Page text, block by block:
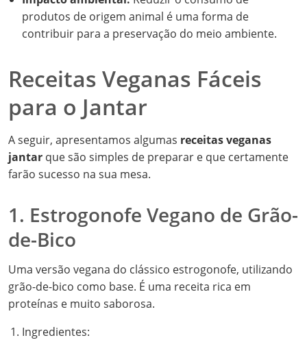
produtos de origem animal é uma forma de
contribuir para a preservação do meio ambiente.
Receitas Veganas Fáceis
para o Jantar
A seguir, apresentamos algumas receitas veganas
jantar que são simples de preparar e que certamente
farão sucesso na sua mesa.
1. Estrogonofe Vegano de Grão-
de-Bico
Uma versão vegana do clássico estrogonofe, utilizando
grão-de-bico como base. É uma receita rica em
proteínas e muito saborosa.
Ingredientes: